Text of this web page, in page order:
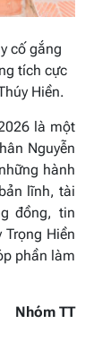
cố gắng
tích cực
Hiền.
là một
Nguyễn
hành
lĩnh, tài
đồng, tin
Hiền
phần làm
Nhóm TT